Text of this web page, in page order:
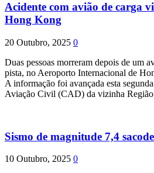
Acidente com avião de carga
Hong Kong
20 Outubro, 2025 0
Duas pessoas morreram depois de um
pista, no Aeroporto Internacional de
A informação foi avançada esta
Aviação Civil (CAD) da vizinha
Sismo de magnitude 7,4
10 Outubro, 2025 0